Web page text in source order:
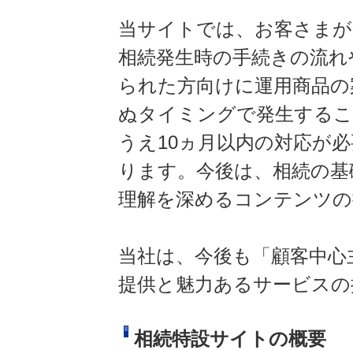
当サイトでは、お客さま
相続発生時の手続きの流
られた方向けに運用商品
ぬタイミングで発生する
うえ10ヵ月以内の対応が
ります。今後は、相続の
理解を深めるコンテンツ
当社は、今後も「顧客中
提供と魅力あるサービス
相続特設サイトの概要